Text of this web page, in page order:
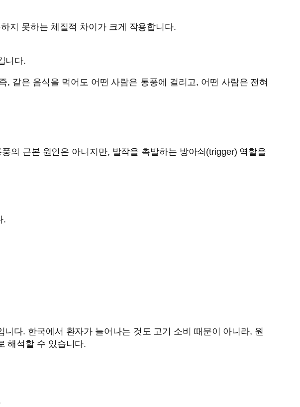
지 못하는 체질적 차이가 크게 작용합니다.
니다.
같은 음식을 먹어도 어떤 사람은 통풍에 걸리고, 어떤 사람은 전혀
의 근본 원인은 아니지만, 발작을 촉발하는 방아쇠(trigger) 역할을
.
다. 한국에서 환자가 늘어나는 것도 고기 소비 때문이 아니라, 원
해석할 수 있습니다.